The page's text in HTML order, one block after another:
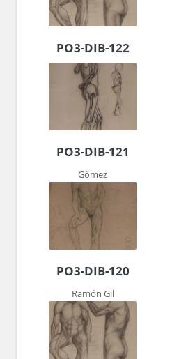
PO3-DIB-122
PO3-DIB-121
Gómez
PO3-DIB-120
Ramón Gil